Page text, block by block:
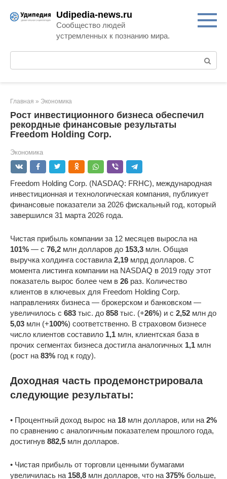
Udipedia-news.ru
Сообщество людей
устремленных к познанию мира.
Главная » Экономика
Рост инвестиционного бизнеса обеспечил
рекордные финансовые результаты
Freedom Holding Corp.
Экономика
Freedom Holding Corp. (NASDAQ: FRHC), международная
инвестиционная и технологическая компания, публикует
финансовые показатели за 2026 фискальный год, который
завершился 31 марта 2026 года.
Чистая прибыль компании за 12 месяцев выросла на
101% — с 76,2 млн долларов до 153,3 млн. Общая
выручка холдинга составила 2,19 млрд долларов. С
момента листинга компании на NASDAQ в 2019 году этот
показатель вырос более чем в 26 раз. Количество
клиентов в ключевых для Freedom Holding Corp.
направлениях бизнеса — брокерском и банковском —
увеличилось с 683 тыс. до 858 тыс. (+26%) и с 2,52 млн до
5,03 млн (+100%) соответственно. В страховом бизнесе
число клиентов составило 1,1 млн, клиентская база в
прочих сегментах бизнеса достигла аналогичных 1,1 млн
(рост на 83% год к году).
Доходная часть продемонстрировала
следующие результаты:
• Процентный доход вырос на 18 млн долларов, или на 2%
по сравнению с аналогичным показателем прошлого года,
достигнув 882,5 млн долларов.
• Чистая прибыль от торговли ценными бумагами
увеличилась на 158,8 млн долларов, что на 375% больше,